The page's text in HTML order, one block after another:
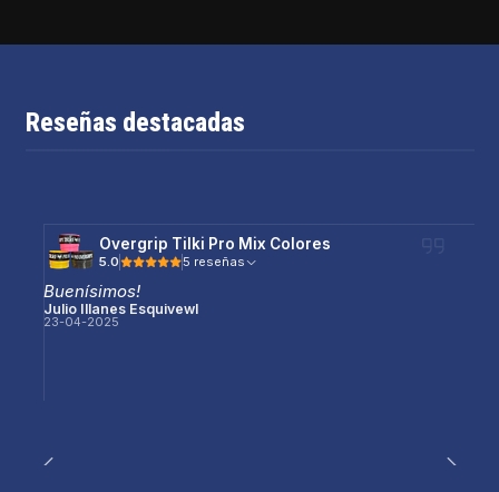
Reseñas destacadas
Overgrip Tilki Pro Mix Colores
5.0 5 reseñas
Buenísimos!
Julio Illanes Esquivewl
23-04-2025